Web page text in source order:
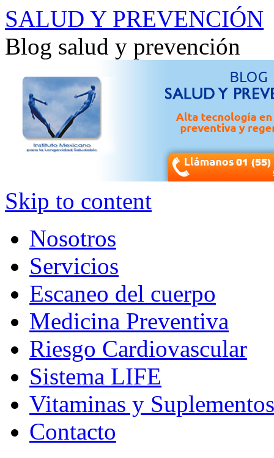
SALUD Y PREVENCIÓN
Blog salud y prevención
Skip to content
Nosotros
Servicios
Escaneo del cuerpo
Medicina Preventiva
Riesgo Cardiovascular
Sistema LIFE
Vitaminas y Suplementos
Contacto